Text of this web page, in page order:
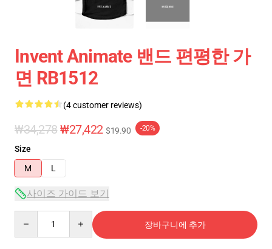
Invent Animate 밴드 편평한 가
면 RB1512
(4 customer reviews)
₩34,278₩27,422 $19.90 -20%
Size
M
L
사이즈 가이드 보기
장바구니에 추가